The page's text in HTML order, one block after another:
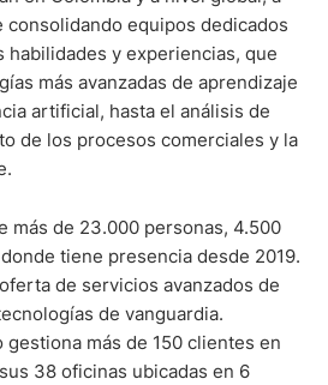
consolidando equipos dedicados
habilidades y experiencias, que
más avanzadas de aprendizaje
artificial, hasta el análisis de
de los procesos comerciales y la
más de 23.000 personas, 4.500
tiene presencia desde 2019.
de servicios avanzados de
de vanguardia.
más de 150 clientes en
38 oficinas ubicadas en 6